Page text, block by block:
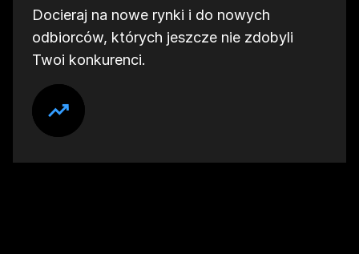
Docieraj na nowe rynki i do nowych
odbiorców, których jeszcze nie zdobyli
Twoi konkurenci.